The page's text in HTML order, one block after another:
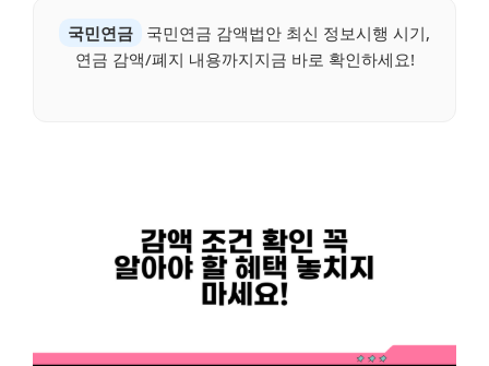
국민연금
국민연금 감액법안 최신 정보시행 시기,
연금 감액/폐지 내용까지지금 바로 확인하세요!